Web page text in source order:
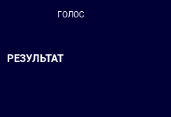
ГОЛОС
РЕЗУЛЬТАТ